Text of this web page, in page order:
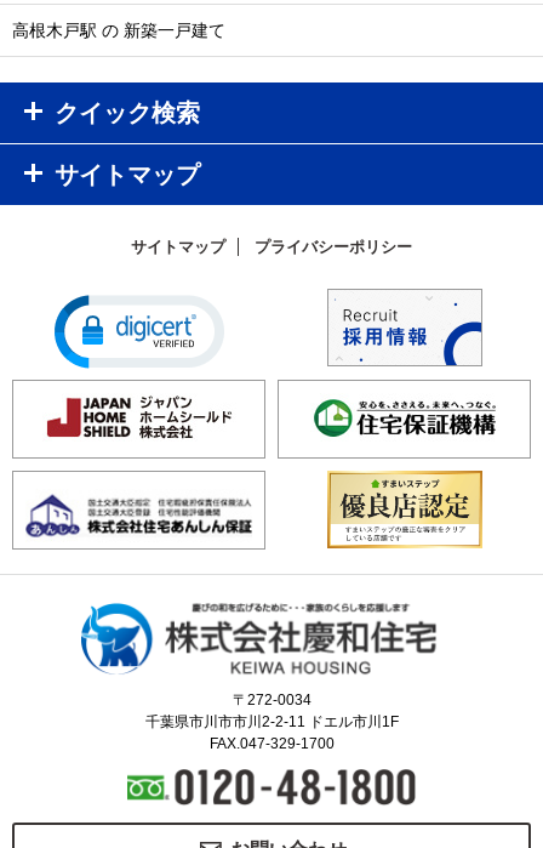
高根木戸駅 の 新築一戸建て
クイック検索
サイトマップ
サイトマップ プライバシーポリシー
〒272-0034
千葉県市川市市川2-2-11 ドエル市川1F
FAX.047-329-1700